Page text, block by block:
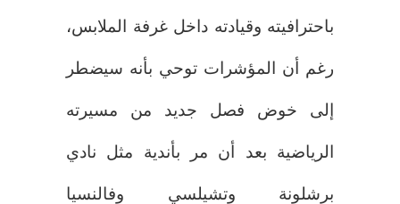
باحترافيته وقيادته داخل غرفة الملابس،
رغم أن المؤشرات توحي بأنه سيضطر
إلى خوض فصل جديد من مسيرته
الرياضية بعد أن مر بأندية مثل نادي
برشلونة وتشيلسي وفالنسيا